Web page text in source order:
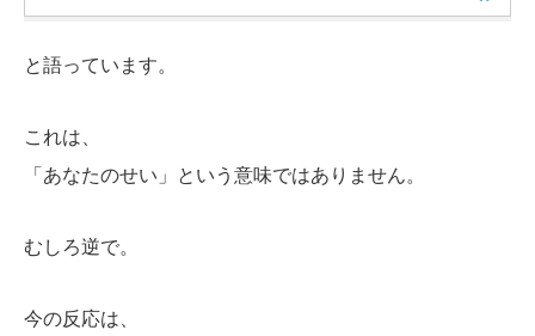
と語っています。
これは、
「あなたのせい」という意味ではありません。
むしろ逆で。
今の反応は、